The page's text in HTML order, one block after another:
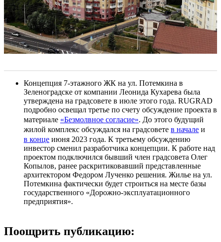
Концепция 7-этажного ЖК на ул. Потемкина в
Зеленоградске от компании Леонида Кухарева была
утверждена на градсовете в июле этого года. RUGRAD
подробно освещал третье по счету обсуждение проекта в
материале «Безмолвное согласие». До этого будущий
жилой комплекс обсуждался на градсовете в начале и
в конце июня 2023 года. К третьему обсуждению
инвестор сменил разработчика концепции. К работе над
проектом подключился бывший член градсовета Олег
Копылов, ранее раскритиковавший представленные
архитектором Федором Лученко решения. Жилье на ул.
Потемкина фактически будет строиться на месте базы
государственного «Дорожно-эксплуатационного
предприятия».
Поощрить публикацию: